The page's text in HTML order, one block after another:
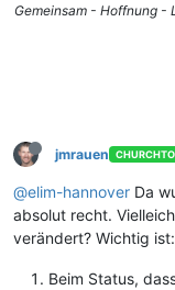
Gemeinsam - Hoffnung -
jmrauen
@elim-hannover Da
absolut recht.
verändert? Wichtig ist:
Beim Status,